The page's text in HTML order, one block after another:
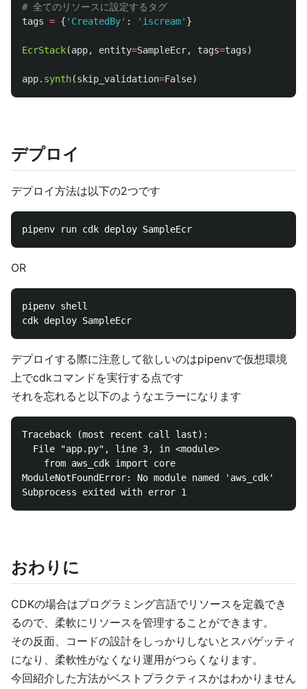
tags = { ' CreatedBy' : ' iscream' }
EcrStack(app, entity=SampleEcr, tags=tags)
app. synth(skip_validation=False)
デプロイ
デプロイ方法は以下の2つです
OR
pipenv shell
デプロイする際に注意して欲しいのはpipenvで仮想環境
上でcdkコマンドを実行する点です
それを忘れると以下のようなエラーになります
Traceback (most recent call last):
  File "app.py", line 3, in <module>
    from aws_cdk import core
ModuleNotFoundError: No module named 'aws_cdk'
おわりに
CDKの場合はプログラミング言語でリソースを定義でき
るので、柔軟にリソースを管理することができます。
その反面、コードの設計をしっかりしないとスパゲッティ
になり、柔軟性がなくなり運用がつらくなります。
今回紹介した方法がベストプラクティスかはわかりません